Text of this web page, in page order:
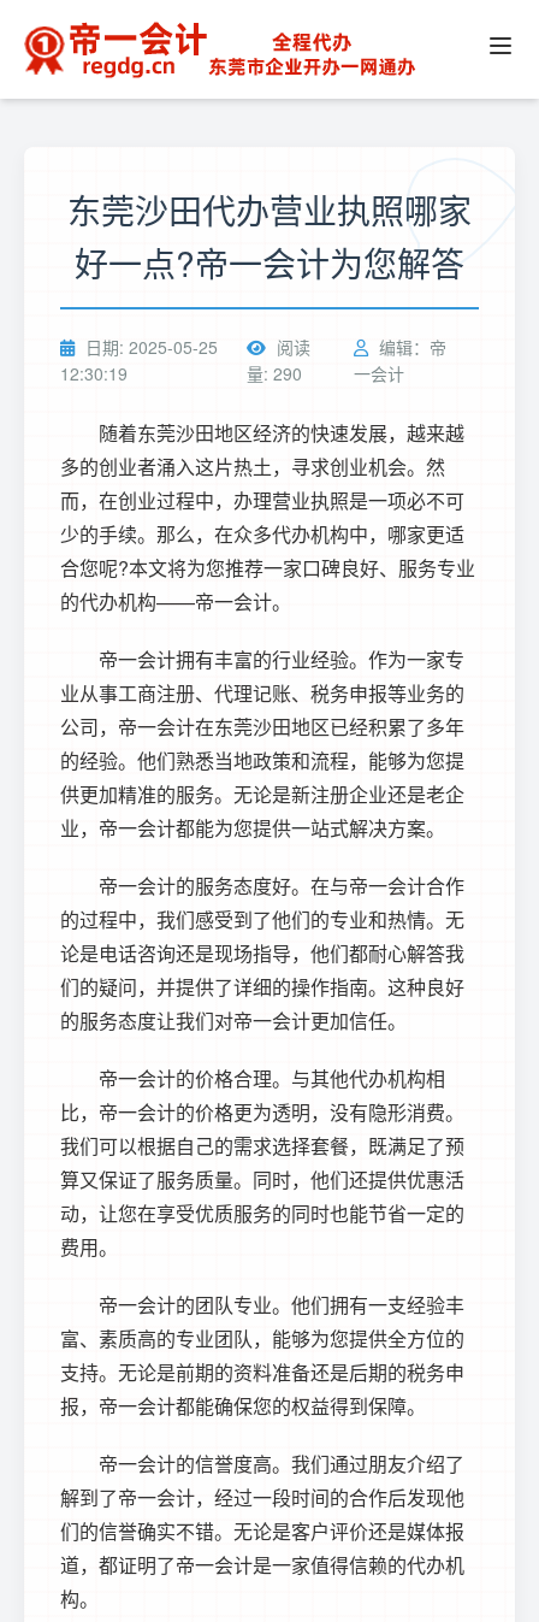
东莞沙田代办营业执照哪家
好一点?帝一会计为您解答
日期: 2025-05-25
12:30:19
阅读
量: 290
编辑：帝
一会计
随着东莞沙田地区经济的快速发展，越来越
多的创业者涌入这片热土，寻求创业机会。然
而，在创业过程中，办理营业执照是一项必不可
少的手续。那么，在众多代办机构中，哪家更适
合您呢?本文将为您推荐一家口碑良好、服务专业
的代办机构——帝一会计。
帝一会计拥有丰富的行业经验。作为一家专
业从事工商注册、代理记账、税务申报等业务的
公司，帝一会计在东莞沙田地区已经积累了多年
的经验。他们熟悉当地政策和流程，能够为您提
供更加精准的服务。无论是新注册企业还是老企
业，帝一会计都能为您提供一站式解决方案。
帝一会计的服务态度好。在与帝一会计合作
的过程中，我们感受到了他们的专业和热情。无
论是电话咨询还是现场指导，他们都耐心解答我
们的疑问，并提供了详细的操作指南。这种良好
的服务态度让我们对帝一会计更加信任。
帝一会计的价格合理。与其他代办机构相
比，帝一会计的价格更为透明，没有隐形消费。
我们可以根据自己的需求选择套餐，既满足了预
算又保证了服务质量。同时，他们还提供优惠活
动，让您在享受优质服务的同时也能节省一定的
费用。
帝一会计的团队专业。他们拥有一支经验丰
富、素质高的专业团队，能够为您提供全方位的
支持。无论是前期的资料准备还是后期的税务申
报，帝一会计都能确保您的权益得到保障。
帝一会计的信誉度高。我们通过朋友介绍了
解到了帝一会计，经过一段时间的合作后发现他
们的信誉确实不错。无论是客户评价还是媒体报
道，都证明了帝一会计是一家值得信赖的代办机
构。